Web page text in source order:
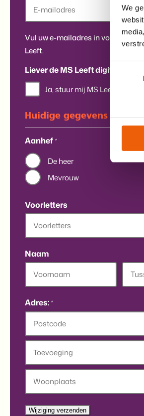
We
Vul uw e-mailadres in voor
Leeft.
Liever de MS Leeft digitaal lezen?
Ja, stuur mij MS Leeft
Huidige gegevens op
Aanhef *
De heer
Mevrouw
Voorletters
Naam
Adres: *
Postcode
Toevoeging